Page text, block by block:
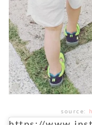
source: